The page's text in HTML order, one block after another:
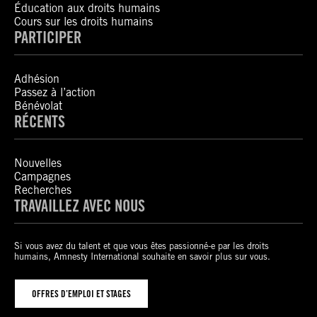
Éducation aux droits humains
Cours sur les droits humains
PARTICIPER
Adhésion
Passez à l’action
Bénévolat
RÉCENTS
Nouvelles
Campagnes
Recherches
TRAVAILLEZ AVEC NOUS
Si vous avez du talent et que vous êtes passionné-e par les droits
humains, Amnesty International souhaite en savoir plus sur vous.
OFFRES D’EMPLOI ET STAGES